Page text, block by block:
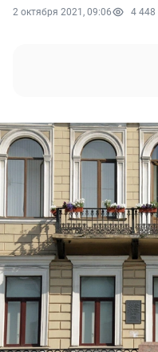
2 октября 2021, 09:06 4 448